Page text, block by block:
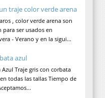
traje color verde arena
, color verde arena son
para ser usados en
- Verano y en la sigui...
azul
Traje gris con corbata
todas las tallas Tiempo de